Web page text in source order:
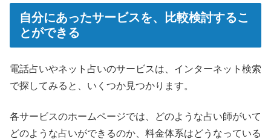
自分にあったサービスを、比較検討するこ
とができる
電話占いやネット占いのサービスは、インターネット検索
で探してみると、いくつか見つかります。
各サービスのホームページでは、どのような占い師がいて
どのような占いができるのか、料金体系はどうなっている